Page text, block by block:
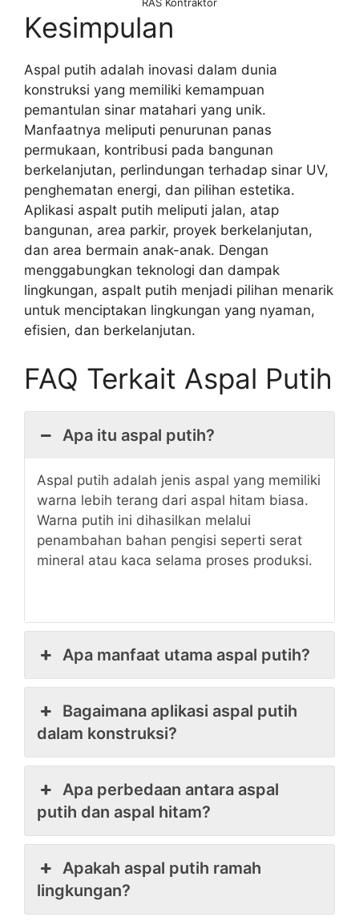
Kesimpulan
Aspal putih adalah inovasi dalam dunia
konstruksi yang memiliki kemampuan
pemantulan sinar matahari yang unik.
Manfaatnya meliputi penurunan panas
permukaan, kontribusi pada bangunan
berkelanjutan, perlindungan terhadap sinar UV,
penghematan energi, dan pilihan estetika.
Aplikasi aspalt putih meliputi jalan, atap
bangunan, area parkir, proyek berkelanjutan,
dan area bermain anak-anak. Dengan
menggabungkan teknologi dan dampak
lingkungan, aspalt putih menjadi pilihan menarik
untuk menciptakan lingkungan yang nyaman,
efisien, dan berkelanjutan.
FAQ Terkait Aspal Putih
Apa itu aspal putih?
Aspal putih adalah jenis aspal yang memiliki
warna lebih terang dari aspal hitam biasa.
Warna putih ini dihasilkan melalui
penambahan bahan pengisi seperti serat
mineral atau kaca selama proses produksi.
Apa manfaat utama aspal putih?
Bagaimana aplikasi aspal putih
dalam konstruksi?
Apa perbedaan antara aspal
putih dan aspal hitam?
Apakah aspal putih ramah
lingkungan?